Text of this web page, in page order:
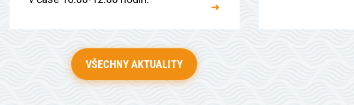
➜
VŠECHNY AKTUALITY